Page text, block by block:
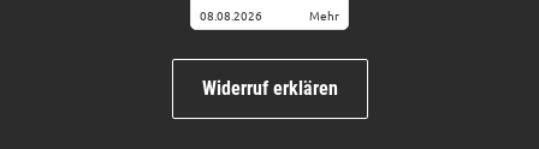
08.08.2026 Mehr
Widerruf erklären